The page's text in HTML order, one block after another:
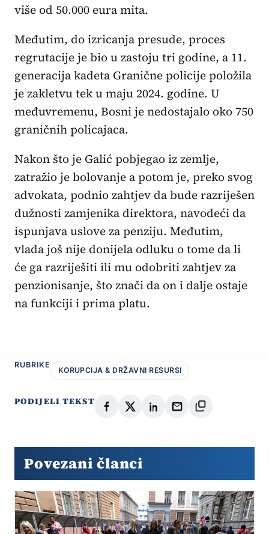
više od 50.000 eura mita.
Međutim, do izricanja presude, proces
regrutacije je bio u zastoju tri godine, a 11.
generacija kadeta Granične policije položila
je zakletvu tek u maju 2024. godine. U
međuvremenu, Bosni je nedostajalo oko 750
graničnih policajaca.
Nakon što je Galić pobjegao iz zemlje,
zatražio je bolovanje a potom je, preko svog
advokata, podnio zahtjev da bude razriješen
dužnosti zamjenika direktora, navodeći da
ispunjava uslove za penziju. Međutim,
vlada još nije donijela odluku o tome da li
će ga razriješiti ili mu odobriti zahtjev za
penzionisanje, što znači da on i dalje ostaje
na funkciji i prima platu.
RUBRIKE
KORUPCIJA & DRŽAVNI RESURSI
PODIJELI TEKST
Povezani članci